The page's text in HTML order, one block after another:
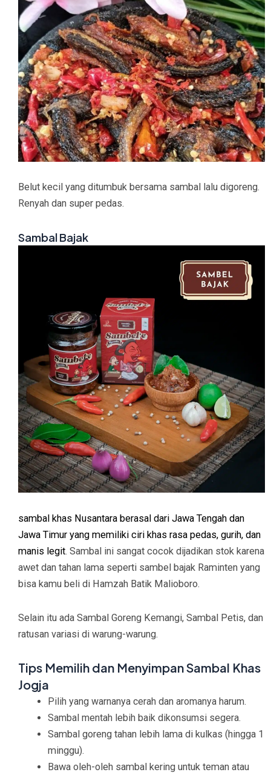
Belut kecil yang ditumbuk bersama sambal lalu digoreng.
Renyah dan super pedas.
Sambal Bajak
sambal khas Nusantara berasal dari Jawa Tengah dan
Jawa Timur yang memiliki ciri khas rasa pedas, gurih, dan
manis legit. Sambal ini sangat cocok dijadikan stok karena
awet dan tahan lama seperti sambel bajak Raminten yang
bisa kamu beli di Hamzah Batik Malioboro.
Selain itu ada Sambal Goreng Kemangi, Sambal Petis, dan
ratusan variasi di warung-warung.
Tips Memilih dan Menyimpan Sambal Khas
Jogja
Pilih yang warnanya cerah dan aromanya harum.
Sambal mentah lebih baik dikonsumsi segera.
Sambal goreng tahan lebih lama di kulkas (hingga 1
minggu).
Bawa oleh-oleh sambal kering untuk teman atau